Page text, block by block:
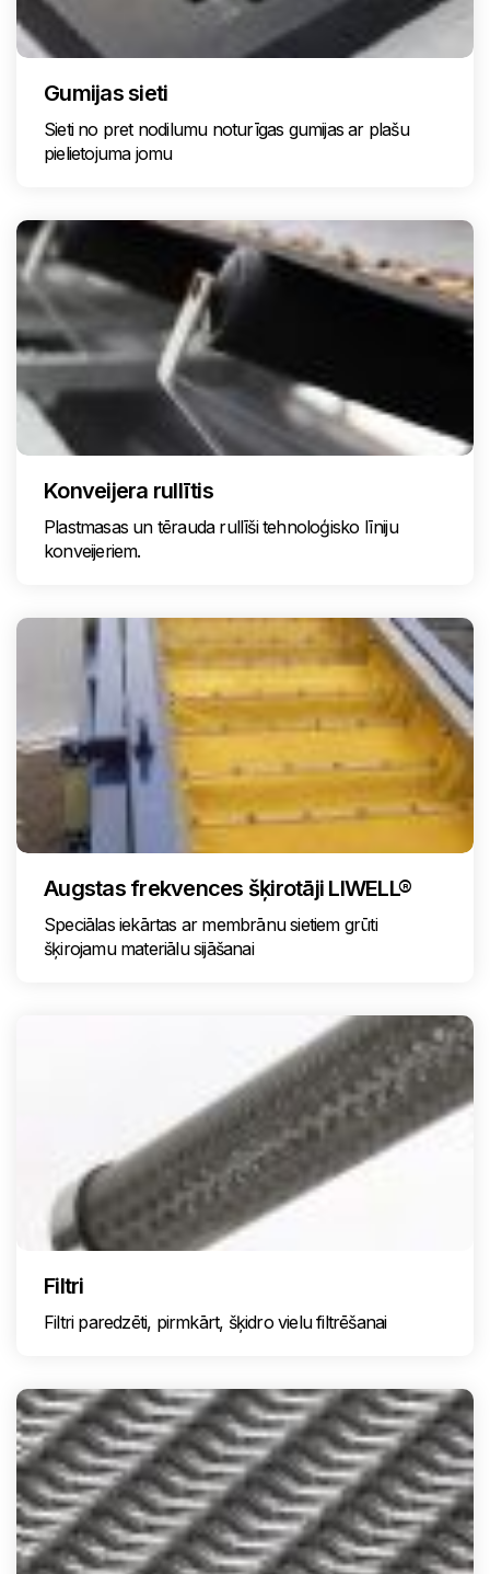
Gumijas sieti
Sieti no pret nodilumu noturīgas gumijas ar plašu
pielietojuma jomu
Konveijera rullītis
Plastmasas un tērauda rullīši tehnoloģisko līniju
konveijeriem.
Augstas frekvences šķirotāji LIWELL®
Speciālas iekārtas ar membrānu sietiem grūti
šķirojamu materiālu sijāšanai
Filtri
Filtri paredzēti, pirmkārt, šķidro vielu filtrēšanai